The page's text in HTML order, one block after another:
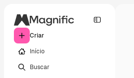
Criar
Início
Buscar